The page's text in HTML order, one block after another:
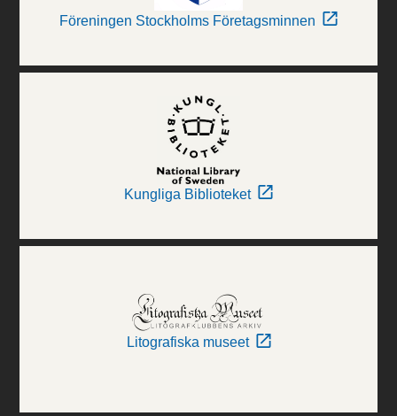
Föreningen Stockholms Företagsminnen
Kungliga Biblioteket
Litografiska museet